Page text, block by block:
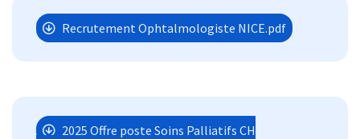
Recrutement Ophtalmologiste NICE.pdf
2025 Offre poste Soins Palliatifs CH